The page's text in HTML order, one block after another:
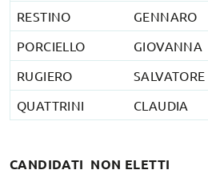
RESTINO
GENNARO
PORCIELLO
GIOVANNA
RUGIERO
SALVATORE
QUATTRINI
CLAUDIA
CANDIDATI NON ELETTI